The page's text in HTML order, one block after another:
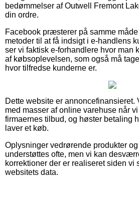
bedømmelser af Outwell Fremont
din ordre.
Facebook præsterer på samme
metoder til at få indsigt i e-handlens
ser vi faktisk e-forhandlere hvor man
af købsoplevelsen, som også må
hvor tilfredse kunderne er.
Dette website er annoncefinansieret.
med masser af online varehuse når
firmaernes tilbud, og høster betaling
laver et køb.
Oplysninger vedrørende produkter
understøttes ofte, men vi kan
korrektioner der er realiseret siden vi
websitets data.